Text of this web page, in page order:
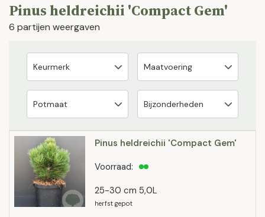
Pinus heldreichii 'Compact Gem'
6 partijen weergaven
Pinus heldreichii 'Compact Gem'
25-30 cm 5,0L
herfst gepot
Voorraad: